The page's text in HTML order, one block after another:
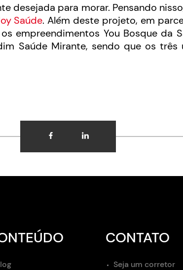
desejada para morar. Pensando
Saúde. Além deste projeto, em
empreendimentos You Bosque da
Saúde Mirante, sendo que os três
CONTATO
Seja um corretor